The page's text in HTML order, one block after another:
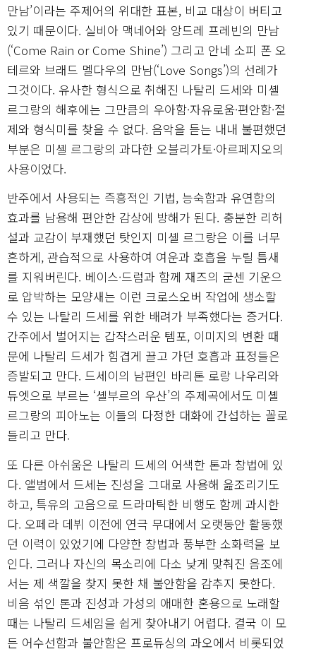
만남’이라는 주제어의 위대한 표본, 비교 대상이 버티고
있기 때문이다. 실비아 맥네어와 앙드레 프레빈의 만남
(‘Come Rain or Come Shine’) 그리고 안네 소피 폰 오
테르와 브래드 멜다우의 만남(‘Love Songs’)의 선례가
그것이다. 유사한 형식으로 취해진 나탈리 드세와 미셸
르그랑의 해후에는 그만큼의 우아함·자유로움·편안함·절
제와 형식미를 찾을 수 없다. 음악을 듣는 내내 불편했던
부분은 미셸 르그랑의 과다한 오블리가토·아르페지오의
사용이었다.
반주에서 사용되는 즉흥적인 기법, 능숙함과 유연함의
효과를 남용해 편안한 감상에 방해가 된다. 충분한 리허
설과 교감이 부재했던 탓인지 미셸 르그랑은 이를 너무
흔하게, 관습적으로 사용하여 여운과 호흡을 누릴 틈새
를 지워버린다. 베이스·드럼과 함께 재즈의 굳센 기운으
로 압박하는 모양새는 이런 크로스오버 작업에 생소할
수 있는 나탈리 드세를 위한 배려가 부족했다는 증거다.
간주에서 벌어지는 갑작스러운 템포, 이미지의 변환 때
문에 나탈리 드세가 힘겹게 끌고 가던 호흡과 표정들은
증발되고 만다. 드세이의 남편인 바리톤 로랑 나우리와
듀엣으로 부르는 ‘셸부르의 우산’의 주제곡에서도 미셸
르그랑의 피아노는 이들의 다정한 대화에 간섭하는 꼴로
들리고 만다.
또 다른 아쉬움은 나탈리 드세의 어색한 톤과 창법에 있
다. 앨범에서 드세는 진성을 그대로 사용해 읊조리기도
하고, 특유의 고음으로 드라마틱한 비행도 함께 과시한
다. 오페라 데뷔 이전에 연극 무대에서 오랫동안 활동했
던 이력이 있었기에 다양한 창법과 풍부한 소화력을 보
인다. 그러나 자신의 목소리에 다소 낮게 맞춰진 음조에
서는 제 색깔을 찾지 못한 채 불안함을 감추지 못한다.
비음 섞인 톤과 진성과 가성의 애매한 혼용으로 노래할
때는 나탈리 드세임을 쉽게 찾아내기 어렵다. 결국 이 모
든 어수선함과 불안함은 프로듀싱의 과오에서 비롯되었